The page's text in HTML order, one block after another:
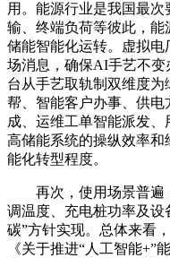
用。能源行业是我国最
输、终端负荷等彼此，
储能智能化运转。虚拟
场消息，确保AI手艺不变
台从手艺取轨制双维度
帮、智能客户办事、供
成、运维工单智能派发
高储能系统的操纵效率
能化转型程度。
再次，使用场景普遍
调温度、充电桩功率及设
碳”方针实现。总体来看
《关于推进“人工智能+”